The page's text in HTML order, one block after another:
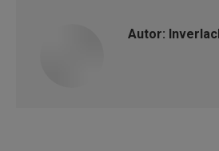
Autor: